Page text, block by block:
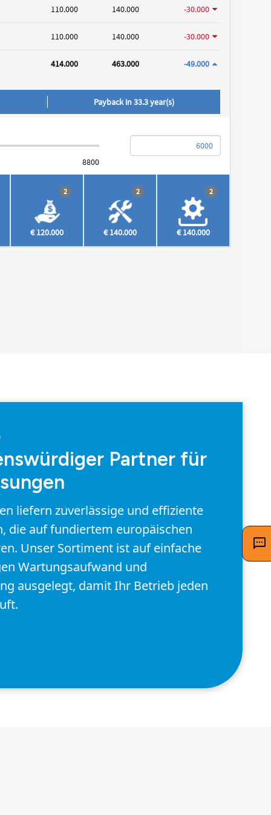
Partner für
liefern zuverlässige und effiziente
die auf fundiertem europäischen
Unser Sortiment ist auf einfache
Wartungsaufwand und
ausgelegt, damit Ihr Betrieb jeden